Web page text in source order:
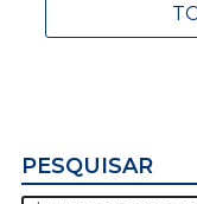
PESQUISAR